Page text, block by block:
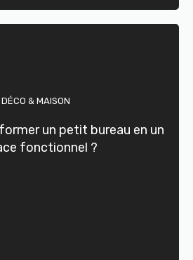
DÉCO & MAISON
un petit bureau en un
fonctionnel ?